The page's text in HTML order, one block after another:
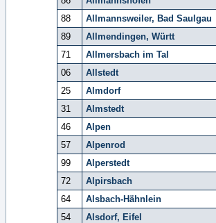
88
Allmannsweiler, Bad Saulgau
89
Allmendingen, Württ
71
Allmersbach im Tal
06
Allstedt
25
Almdorf
31
Almstedt
46
Alpen
57
Alpenrod
99
Alperstedt
72
Alpirsbach
64
Alsbach-Hähnlein
54
Alsdorf, Eifel